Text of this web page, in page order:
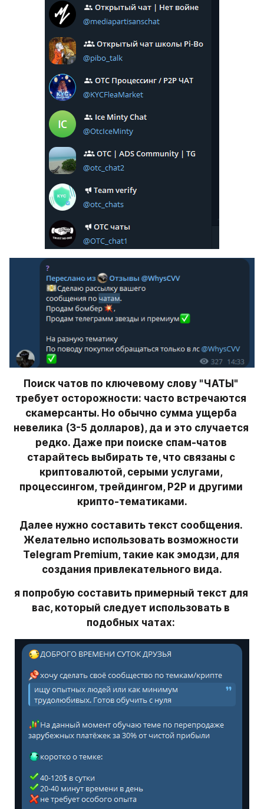
Поиск чатов по ключевому слову "ЧАТЫ"
требует осторожности: часто встречаются
скамерсанты. Но обычно сумма ущерба
невелика (3-5 долларов), да и это случается
редко. Даже при поиске спам-чатов
старайтесь выбирать те, что связаны с
криптовалютой, серыми услугами,
процессингом, трейдингом, P2P и другими
крипто-тематиками.
Далее нужно составить текст сообщения.
Желательно использовать возможности
Telegram Premium, такие как эмодзи, для
создания привлекательного вида.
я попробую составить примерный текст для
вас, который следует использовать в
подобных чатах: